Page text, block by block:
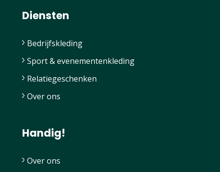
Diensten
Bedrijfskleding
Sport & evenementenkleding
Relatiegeschenken
Over ons
Handig!
Over ons